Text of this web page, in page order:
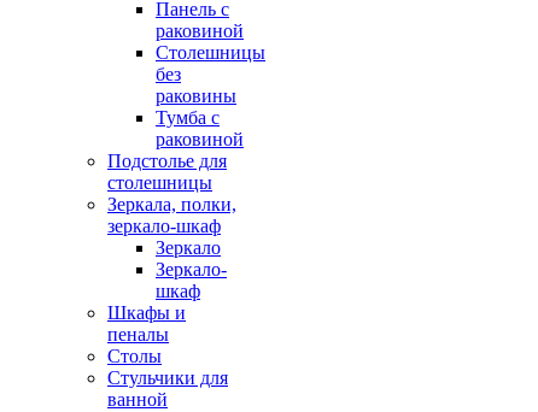
Панель с
раковиной
Столешницы
без
раковины
Тумба с
раковиной
Подстолье для
столешницы
Зеркала, полки,
зеркало-шкаф
Зеркало
Зеркало-
шкаф
Шкафы и
пеналы
Столы
Стульчики для
ванной